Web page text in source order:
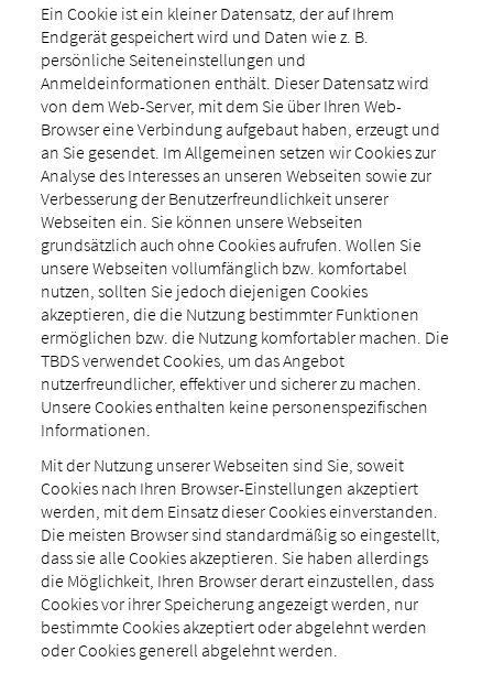
Ein Cookie ist ein kleiner Datensatz, der auf Ihrem
Endgerät gespeichert wird und Daten wie z. B.
persönliche Seiteneinstellungen und
Anmeldeinformationen enthält. Dieser Datensatz wird
von dem Web-Server, mit dem Sie über Ihren Web-
Browser eine Verbindung aufgebaut haben, erzeugt und
an Sie gesendet. Im Allgemeinen setzen wir Cookies zur
Analyse des Interesses an unseren Webseiten sowie zur
Verbesserung der Benutzerfreundlichkeit unserer
Webseiten ein. Sie können unsere Webseiten
grundsätzlich auch ohne Cookies aufrufen. Wollen Sie
unsere Webseiten vollumfänglich bzw. komfortabel
nutzen, sollten Sie jedoch diejenigen Cookies
akzeptieren, die die Nutzung bestimmter Funktionen
ermöglichen bzw. die Nutzung komfortabler machen. Die
TBDS verwendet Cookies, um das Angebot
nutzerfreundlicher, effektiver und sicherer zu machen.
Unsere Cookies enthalten keine personenspezifischen
Informationen.
Mit der Nutzung unserer Webseiten sind Sie, soweit
Cookies nach Ihren Browser-Einstellungen akzeptiert
werden, mit dem Einsatz dieser Cookies einverstanden.
Die meisten Browser sind standardmäßig so eingestellt,
dass sie alle Cookies akzeptieren. Sie haben allerdings
die Möglichkeit, Ihren Browser derart einzustellen, dass
Cookies vor ihrer Speicherung angezeigt werden, nur
bestimmte Cookies akzeptiert oder abgelehnt werden
oder Cookies generell abgelehnt werden.